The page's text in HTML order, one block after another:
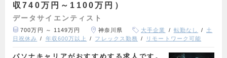
収740万円～1100万円）
データサイエンティスト
700万円 ～ 1149万円 神奈川県 大手企業 転勤なし
土
日祝休み
年収600万以上 フレックス勤務 リモートワーク可能
パソナキャリアがおすすめする求人です。